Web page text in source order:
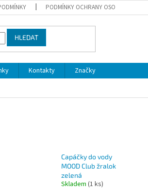
PODMÍNKY OCHRANY OSOBNÍCH ÚDAJŮ
HLEDAT
Kontakty
Značky
Capáčky do vody
MOOD Club žralok
zelená
Skladem (1 ks)